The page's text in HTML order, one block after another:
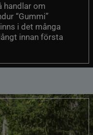
handlar om
“Gummi”
i det många
innan första